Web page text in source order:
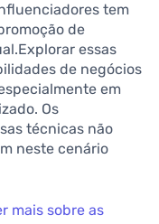
tem
de
essas
de negócios
em
Os
técnicas não
neste cenário
mais sobre as